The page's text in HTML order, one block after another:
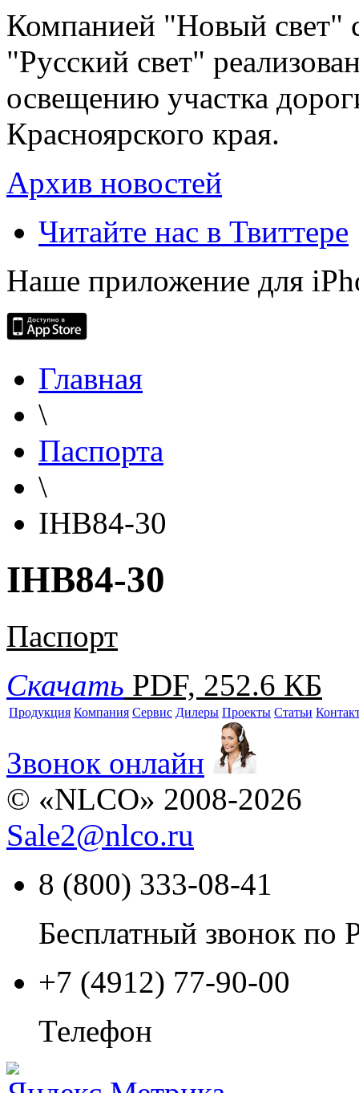
Компанией "Новый свет"
"Русский свет"
освещению участка
Красноярского края.
Архив новостей
Читайте нас в Твиттере
Наше приложение для
Главная
\
Паспорта
\
IHB84-30
IHB84-30
Паспорт
Скачать PDF, 252.6 КБ
Продукция Компания Сервис Дилеры Проекты Статьи
Звонок онлайн
© «NLCO» 2008-2026
Sale2@nlco.ru
8 (800) 333-08-41
Бесплатный звонок по
+7 (4912) 77-90-00
Телефон